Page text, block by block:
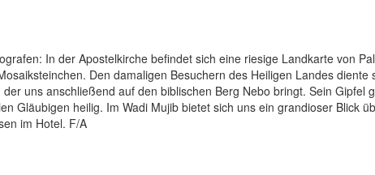
In der Apostelkirche befindet sich eine riesige Landkarte von
Den damaligen Besuchern des Heiligen Landes diente
uns anschließend auf den biblischen Berg Nebo bringt. Sein Gipfel
Gläubigen heilig. Im Wadi Mujib bietet sich uns ein grandioser Blick
im Hotel. F/A